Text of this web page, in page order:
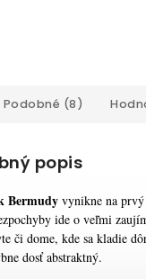
Podobné (8)
popis
Bermudy vynikne na
ide o veľmi
či dome, kde sa kladie
dosť abstraktný.